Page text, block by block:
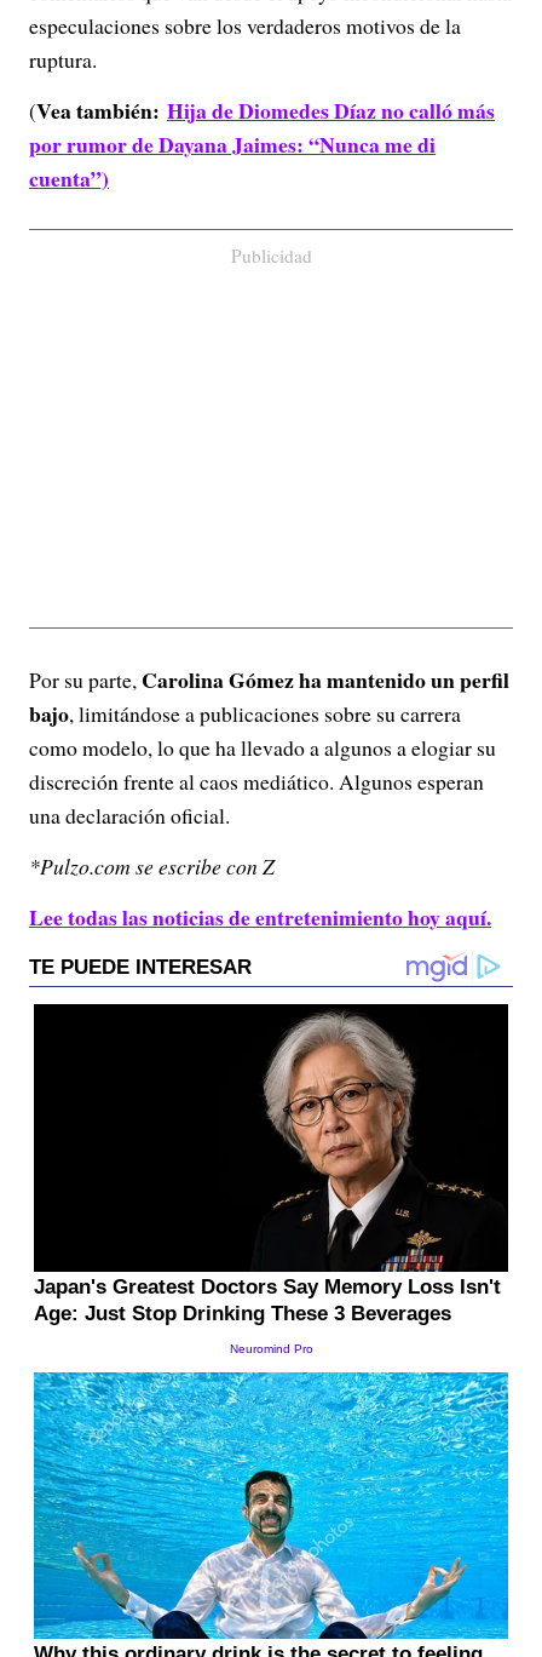
especulaciones sobre los verdaderos motivos de la
ruptura.
(Vea también: Hija de Diomedes Díaz no calló más
por rumor de Dayana Jaimes: “Nunca me di
cuenta”)
Publicidad
Por su parte, Carolina Gómez ha mantenido un perfil
bajo, limitándose a publicaciones sobre su carrera
como modelo, lo que ha llevado a algunos a elogiar su
discreción frente al caos mediático. Algunos esperan
una declaración oficial.
*Pulzo.com se escribe con Z
Lee todas las noticias de entretenimiento hoy aquí.